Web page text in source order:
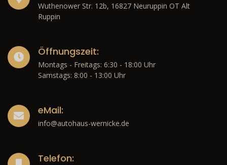
Wuthenower Str. 12b, 16827 Neuruppin OT Alt
Ruppin
Öffnungszeit:
Montags - Freitags: 6:30 - 18:00 Uhr
Samstags: 8:00 - 13:00 Uhr
eMail:
info@autohaus-wernicke.de
Telefon: